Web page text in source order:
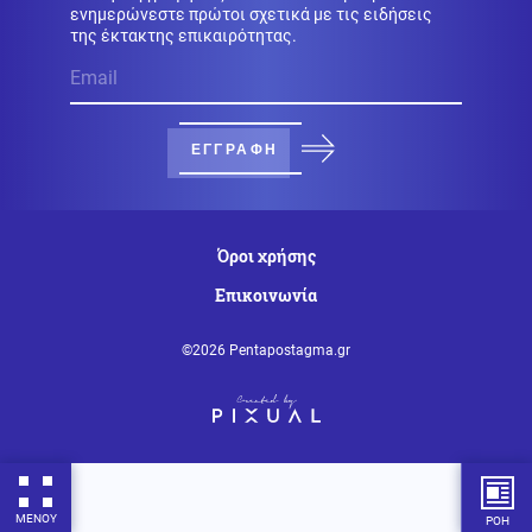
ΜΕΝΟΥ ΡΟΗ
Οικονομία 06.08.2026 - 23:58
Κόπωση της Wall Street μετά τα ρεκόρ εν μέσω
αβεβαιότητας για το Ιράν, το πετρέλαιο και τη Fed
Ένοπλες Συρράξεις 06.08.2026 - 23:58
“Ρουκέτα” του πρώην Ουκρανού Α/ΓΕΕΔ και νυν
όπλα του ΝΑΤΟ στο πεδίο της μάχης"
Στο νοσοκομείο διακομίστηκε ναυτικό που
06.08.2026 - 23:42
μελτέμια
ενημερώνεστε πρώτοι σχετικά με τις ειδήσεις
της έκτακτης επικαιρότητας.
ΕΓΓΡΑΦΗ
Όροι χρήσης
Επικοινωνία
©2026 Pentapostagma.gr